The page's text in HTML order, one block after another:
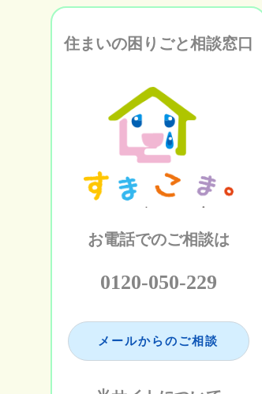
住まいの困りごと相談窓口
お電話でのご相談は
0120-050-229
メールからのご相談